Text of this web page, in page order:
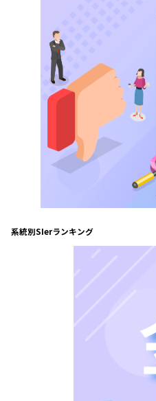
系統別SIerランキング